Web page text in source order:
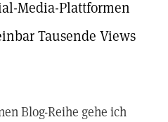
Media-Plattformen
Tausende Views
Blog-Reihe gehe ich